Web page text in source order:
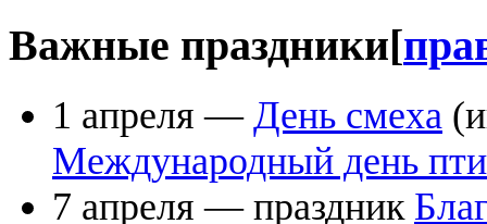
Важные праздники[
1 апреля — День смеха
Международный день
7 апреля — праздник